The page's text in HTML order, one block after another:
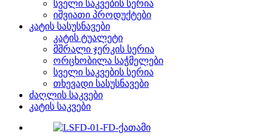
სველი საკვების სერია
იშვიათი პროდუქტები
კატის სასუსნავები
კატის ტუალეტი
მშრალი ჯერკის სერია
ორცხობილა საჭმელები
სველი საკვების სერია
თხევადი სასუსნავები
ძაღლის საკვები
კატის საკვები